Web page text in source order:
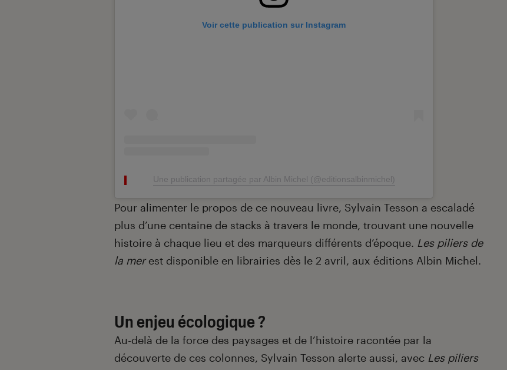
Voir cette publication sur Instagram
Une publication partagée par Albin Michel (@editionsalbinmichel)
Pour alimenter le propos de ce nouveau livre, Sylvain Tesson a escaladé
plus d’une centaine de stacks à travers le monde, trouvant une nouvelle
histoire à chaque lieu et des marqueurs différents d’époque. Les piliers de
la merest disponible en librairies dès le 2 avril, aux éditions Albin Michel.
Un enjeu écologique ?
Au-delà de la force des paysages et de l’histoire racontée par la
découverte de ces colonnes, Sylvain Tesson alerte aussi, avec Les piliers